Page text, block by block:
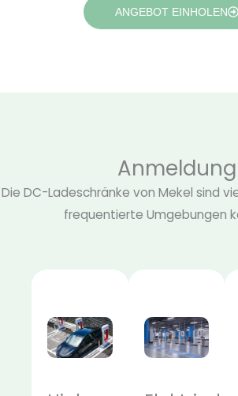
ANGEBOT EINHOLEN
Anmeldung
Die DC-Ladeschränke von Mekel sind
frequentierte Umgebungen